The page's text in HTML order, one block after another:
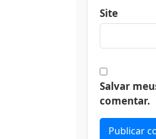
Site
Salvar
comentar.